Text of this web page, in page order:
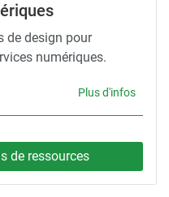
de design pour
numériques.
Plus d'infos
de ressources